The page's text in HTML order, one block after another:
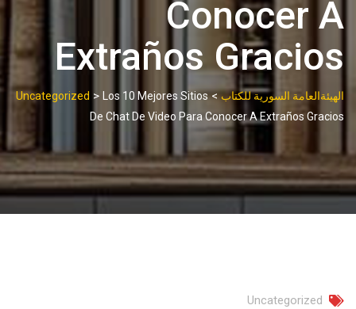
Conocer A
Extraños Gracios
الهيئةالعامة السورية للكتاب >
Uncategorized >
Los 10 Mejores Sitios
De Chat De Video Para Conocer A Extraños Gracios
Uncategorized